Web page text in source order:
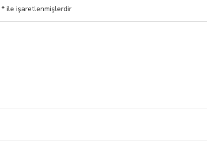
* ile işaretlenmişlerdir